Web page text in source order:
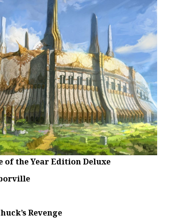
of the Year Edition Deluxe
Revenge